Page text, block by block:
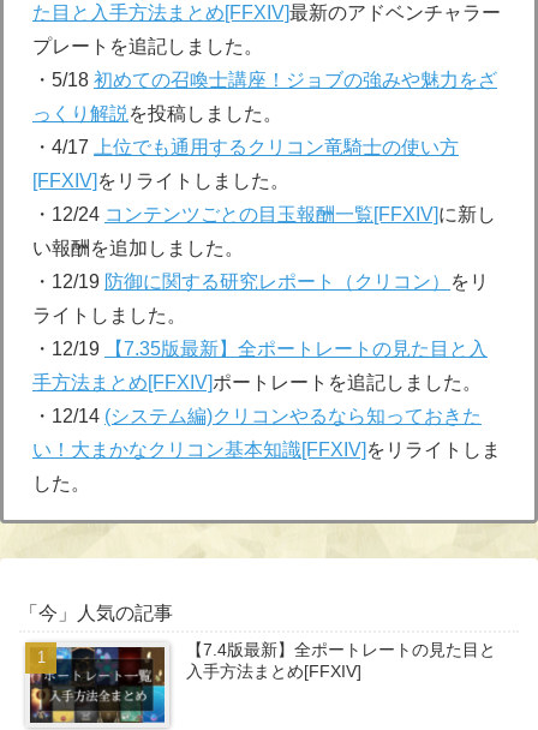
た目と入手方法まとめ[FFXIV]最新のアドベンチャラー
プレートを追記しました。
・5/18 初めての召喚士講座！ジョブの強みや魅力をざ
っくり解説 を投稿しました。
・4/17
上位でも通用するクリコン竜騎士の使い方
[FFXIV] をリライトしました。
・12/24 コンテンツごとの目玉報酬一覧[FFXIV]に新し
い報酬を追加しました。
・12/19 防御に関する研究レポート（クリコン）
をリ
ライトしました。
・12/19
【7.35版最新】全ポートレートの見た目と入
手方法まとめ[FFXIV]ポートレートを追記しました。
・12/14 (システム編)クリコンやるなら知っておきた
い！大まかなクリコン基本知識[FFXIV] をリライトしま
した。
「今」人気の記事
【7.4版最新】全ポートレートの見た目と
入手方法まとめ[FFXIV]